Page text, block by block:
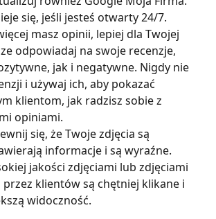
się, jeśli jesteś otwarty 24/7.
masz opinii, lepiej dla Twojej
odpowiadaj na swoje recenzje,
jak i negatywne. Nigdy nie
i używaj ich, aby pokazać
klientom, jak radzisz sobie z
opiniami.
się, że Twoje zdjęcia są
informacje i są wyraźne.
jakości zdjęciami lub zdjęciami
klientów są chętniej klikane i
widoczność.